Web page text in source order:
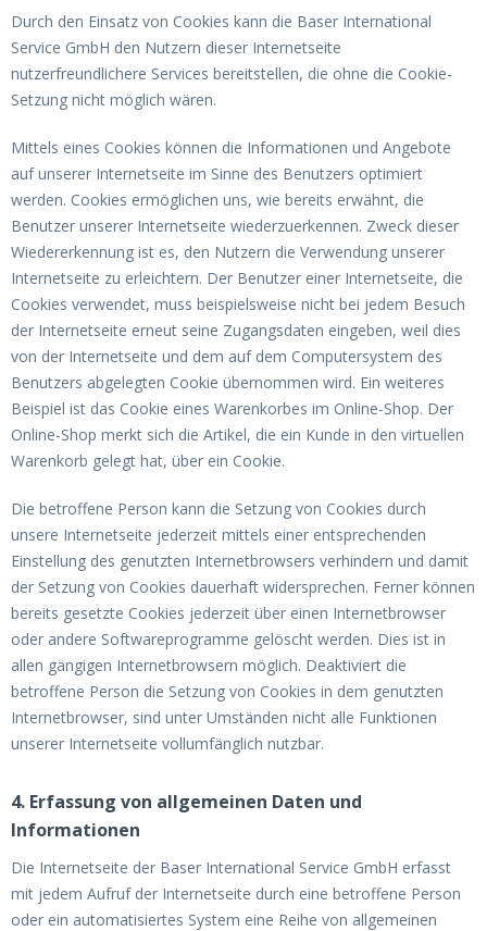
Durch den Einsatz von Cookies kann die Baser International
Service GmbH den Nutzern dieser Internetseite
nutzerfreundlichere Services bereitstellen, die ohne die Cookie-
Setzung nicht möglich wären.
Mittels eines Cookies können die Informationen und Angebote
auf unserer Internetseite im Sinne des Benutzers optimiert
werden. Cookies ermöglichen uns, wie bereits erwähnt, die
Benutzer unserer Internetseite wiederzuerkennen. Zweck dieser
Wiedererkennung ist es, den Nutzern die Verwendung unserer
Internetseite zu erleichtern. Der Benutzer einer Internetseite, die
Cookies verwendet, muss beispielsweise nicht bei jedem Besuch
der Internetseite erneut seine Zugangsdaten eingeben, weil dies
von der Internetseite und dem auf dem Computersystem des
Benutzers abgelegten Cookie übernommen wird. Ein weiteres
Beispiel ist das Cookie eines Warenkorbes im Online-Shop. Der
Online-Shop merkt sich die Artikel, die ein Kunde in den virtuellen
Warenkorb gelegt hat, über ein Cookie.
Die betroffene Person kann die Setzung von Cookies durch
unsere Internetseite jederzeit mittels einer entsprechenden
Einstellung des genutzten Internetbrowsers verhindern und damit
der Setzung von Cookies dauerhaft widersprechen. Ferner können
bereits gesetzte Cookies jederzeit über einen Internetbrowser
oder andere Softwareprogramme gelöscht werden. Dies ist in
allen gängigen Internetbrowsern möglich. Deaktiviert die
betroffene Person die Setzung von Cookies in dem genutzten
Internetbrowser, sind unter Umständen nicht alle Funktionen
unserer Internetseite vollumfänglich nutzbar.
4. Erfassung von allgemeinen Daten und
Informationen
Die Internetseite der Baser International Service GmbH erfasst
mit jedem Aufruf der Internetseite durch eine betroffene Person
oder ein automatisiertes System eine Reihe von allgemeinen